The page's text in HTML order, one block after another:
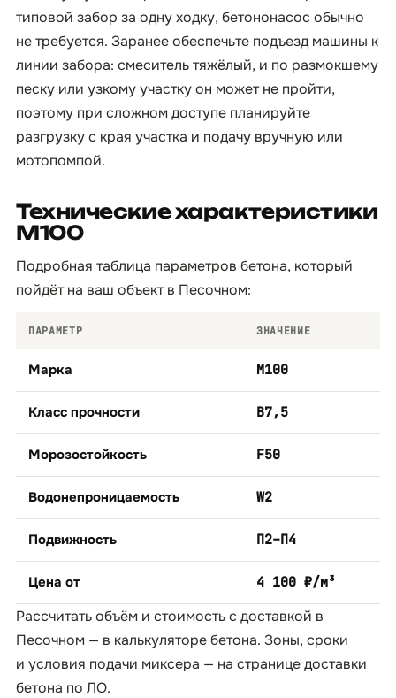
типовой забор за одну ходку, бетононасос обычно
не требуется. Заранее обеспечьте подъезд машины к
линии забора: смеситель тяжёлый, и по размокшему
песку или узкому участку он может не пройти,
поэтому при сложном доступе планируйте
разгрузку с края участка и подачу вручную или
мотопомпой.
Технические характеристики
М100
Подробная таблица параметров бетона, который
пойдёт на ваш объект в Песочном:
ПАРАМЕТР ЗНАЧЕНИЕ
Марка М100
Класс прочности B7,5
Морозостойкость F50
Водонепроницаемость W2
Подвижность П2–П4
Цена от 4 100 ₽/м³
Рассчитать объём и стоимость с доставкой в
Песочном — в калькуляторе бетона. Зоны, сроки
и условия подачи миксера — на страницедоставки
бетона по ЛО.